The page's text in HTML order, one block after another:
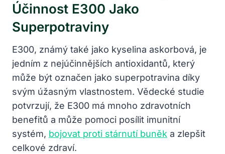
Účinnost E300 Jako
Superpotraviny
E300, známý také jako kyselina askorbová, je
jedním z nejúčinnějších antioxidantů, který
může být označen jako superpotravina díky
svým úžasným vlastnostem. Vědecké studie
potvrzují, že E300 má mnoho zdravotních
benefitů a může pomoci posílit imunitní
systém, bojovat proti stárnutí buněk a zlepšit
celkové zdraví.